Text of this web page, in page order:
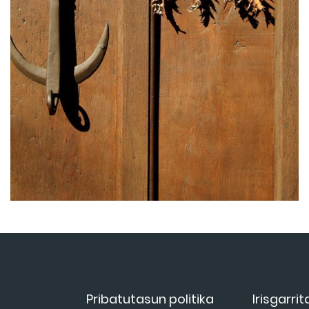
Pribatutasun politika